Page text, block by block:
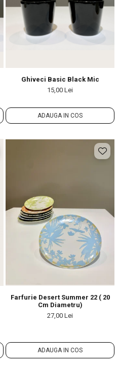
Ghiveci Basic Black Mic
15,00 Lei
ADAUGA IN COS
Farfurie Desert Summer 22 ( 20
Cm Diametru)
27,00 Lei
ADAUGA IN COS